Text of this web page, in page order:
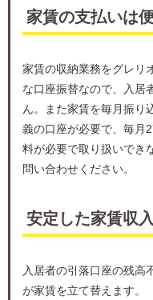
家賃の支払いは
家賃の収納業務をグレリ
な口座振替なので、入居
ん。また家賃を毎月振り
義の口座が必要で、毎月
料が必要で取り扱いでき
問い合わせください。
安定した家賃収入
入居者の引落口座の残高
が家賃を立て替えます。